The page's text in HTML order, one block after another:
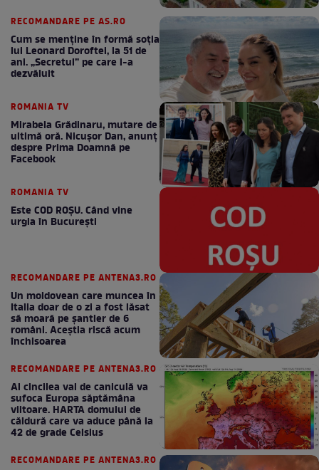
RECOMANDARE PE AS.RO
Cum se menţine în formă soţia
lui Leonard Doroftei, la 51 de
ani. „Secretul” pe care l-a
dezvăluit
ROMANIA TV
Mirabela Grădinaru, mutare de
ultimă oră. Nicuşor Dan, anunţ
despre Prima Doamnă pe
Facebook
ROMANIA TV
Este COD ROŞU. Când vine
urgia în Bucureşti
RECOMANDARE PE ANTENA3.RO
Un moldovean care muncea în
Italia doar de o zi a fost lăsat
să moară pe şantier de 6
români. Aceștia riscă acum
închisoarea
RECOMANDARE PE ANTENA3.RO
Al cincilea val de caniculă va
sufoca Europa săptămâna
viitoare. HARTA domului de
căldură care va aduce până la
42 de grade Celsius
RECOMANDARE PE ANTENA3.RO